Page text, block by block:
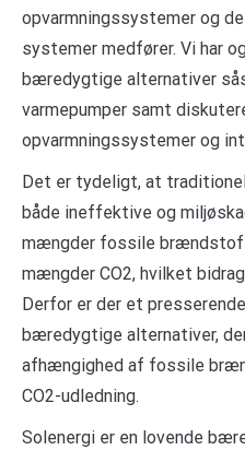
opvarmningssystemer og
systemer medfører. Vi har
bæredygtige alternativer
varmepumper samt
opvarmningssystemer og
Det er tydeligt, at
både ineffektive og
mængder fossile
mængder CO2, hvilket
Derfor er der et
bæredygtige alternativer,
afhængighed af fossile
CO2-udledning.
Solenergi er en lovende